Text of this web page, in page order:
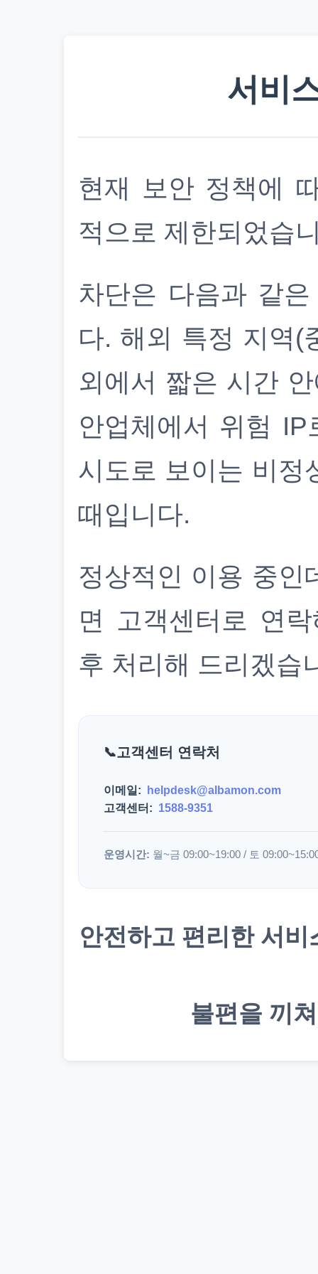
서비
현재 보안 정책에
적으로 제한되었습
차단은 다음과 같
다. 해외 특정 지역(
외에서 짧은 시간
안업체에서 위험
시도로 보이는 비정
때입니다.
정상적인 이용 중인
면 고객센터로 연
후 처리해 드리겠습
고객센터 연락처
이메일:
helpdesk@albamon.com
고객센터: 1588-9351
운영시간: 월~금 09:00~19:00 / 토
안전하고 편리한 서
불편을 끼